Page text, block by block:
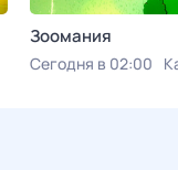
Зоомания
Сегодня в 02:00